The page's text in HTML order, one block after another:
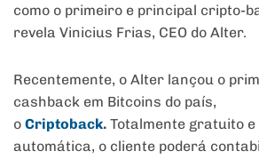
como o primeiro e principal cripto-
revela Vinicius Frias, CEO do Alter.
Recentemente, o Alter lançou o
cashback em Bitcoins do país,
o Criptoback. Totalmente gratuito e
automática, o cliente poderá